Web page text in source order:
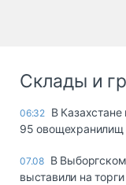
Склады и
06:32 В
95 овощехранилищ
07.08 В
выставили на